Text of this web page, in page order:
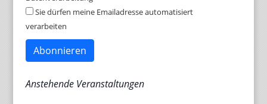
Sie dürfen meine Emailadresse automatisiert
verarbeiten
Abonnieren
Anstehende Veranstaltungen